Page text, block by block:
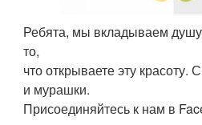
Ребята, мы вкладываем
то,
что открываете эту красоту.
и мурашки.
Присоединяйтесь к нам в